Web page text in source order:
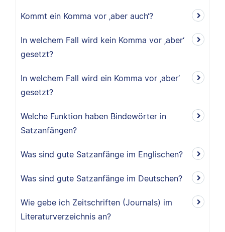
Kommt ein Komma vor ‚aber auch‘?
In welchem Fall wird kein Komma vor ‚aber‘
gesetzt?
In welchem Fall wird ein Komma vor ‚aber‘
gesetzt?
Welche Funktion haben Bindewörter in
Satzanfängen?
Was sind gute Satzanfänge im Englischen?
Was sind gute Satzanfänge im Deutschen?
Wie gebe ich Zeitschriften (Journals) im
Literaturverzeichnis an?